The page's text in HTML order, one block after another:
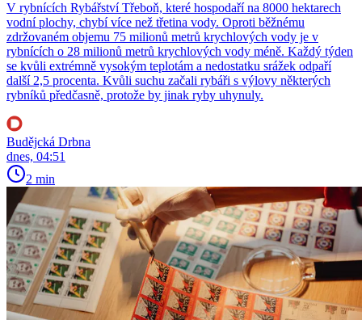
V rybnících Rybářství Třeboň, které hospodaří na 8000 hektarech
vodní plochy, chybí více než třetina vody. Oproti běžnému
zdržovaném objemu 75 milionů metrů krychlových vody je v
rybnících o 28 milionů metrů krychlových vody méně. Každý týden
se kvůli extrémně vysokým teplotám a nedostatku srážek odpaří
další 2,5 procenta. Kvůli suchu začali rybáři s výlovy některých
rybníků předčasně, protože by jinak ryby uhynuly.
Budějcká Drbna
dnes, 04:51
2 min